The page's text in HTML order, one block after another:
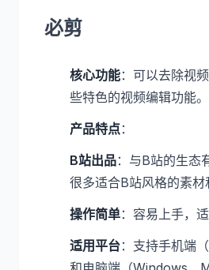
必剪
核心功能：可以去除视
些特色的视频编辑功能。
产品特点：
B站出品：与B站的生态
很多适合B站风格的素材
操作简单：容易上手，
适用平台：支持手机端